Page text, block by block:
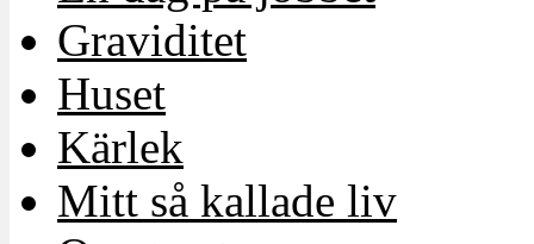
Graviditet
Huset
Kärlek
Mitt så kallade liv